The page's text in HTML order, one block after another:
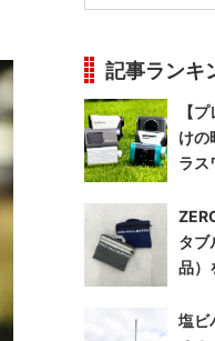
記事ランキ
【
け
ラス
タブ
品）
塩ビ